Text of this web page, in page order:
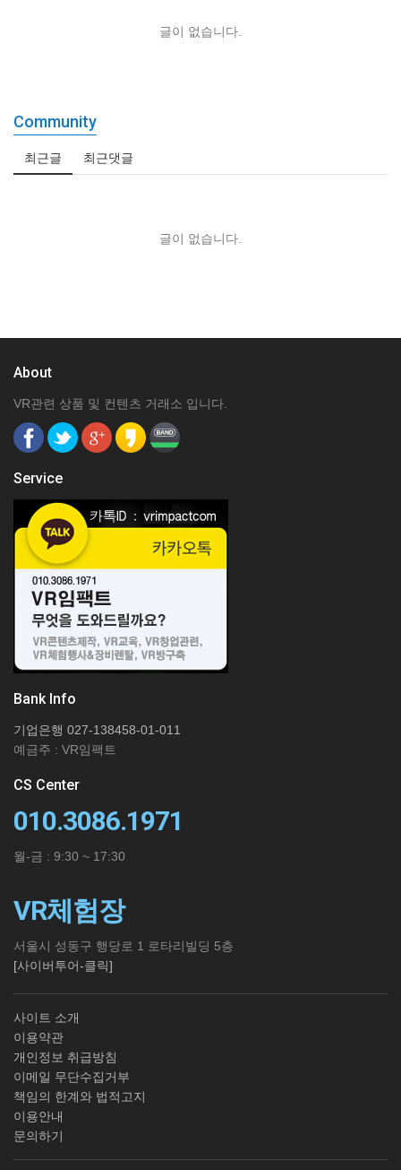
글이 없습니다.
Community
최근글 최근댓글
글이 없습니다.
About
VR관련 상품 및 컨텐츠 거래소 입니다.
Service
Bank Info
기업은행 027-138458-01-011
예금주 : VR임팩트
CS Center
010.3086.1971
월-금 : 9:30 ~ 17:30
VR체험장
서울시 성동구 행당로 1 로타리빌딩 5층
[사이버투어-클릭]
사이트 소개
이용약관
개인정보 취급방침
이메일 무단수집거부
책임의 한계와 법적고지
이용안내
문의하기